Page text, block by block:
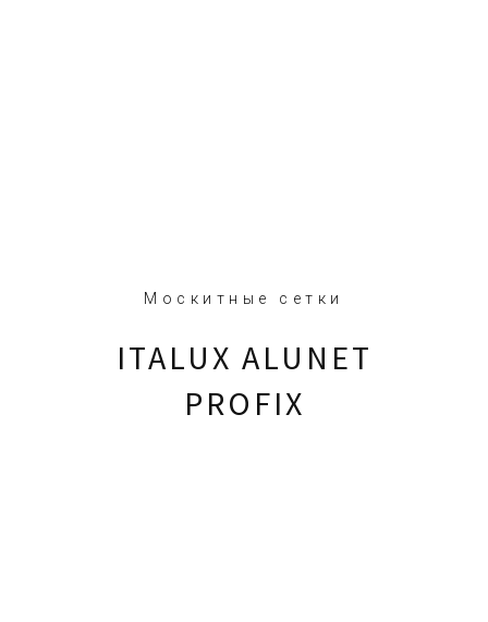
Москитные сетки
ITALUX ALUNET
PROFIX